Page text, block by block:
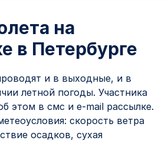
на
в Петербурге
и в выходные, и в
летной погоды. Участника
этом в смс и e-mail рассылке.
скорость ветра
осадков, сухая